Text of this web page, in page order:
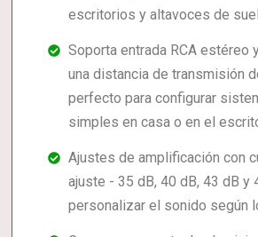
escritorios y altavoces de
Soporta entrada RCA estéreo
una distancia de transmisión
perfecto para configurar
simples en casa o en el
Ajustes de amplificación con
ajuste - 35 dB, 40 dB, 43 dB y
personalizar el sonido según